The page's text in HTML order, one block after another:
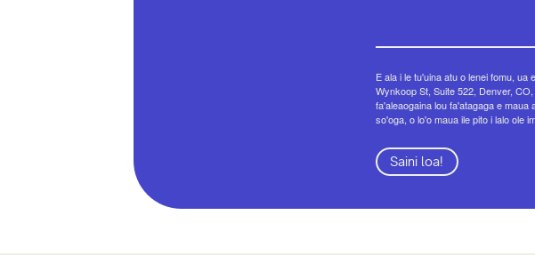
E ala i le tu'uina atu o lenei fomu,
Wynkoop St, Suite 522, Denver,
fa'aleaogaina lou fa'atagaga e
so'oga, o lo'o maua ile pito i lalo ole
Saini loa!